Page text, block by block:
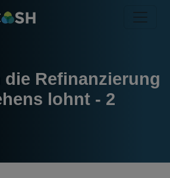
Refinanzierung
lohnt - 2